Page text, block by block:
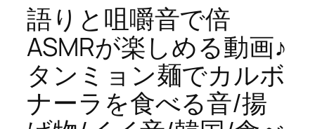
語りと咀嚼音で倍
ASMRが楽しめる動画♪
タンミョン麺でカルボ
ナーラを食べる音/揚